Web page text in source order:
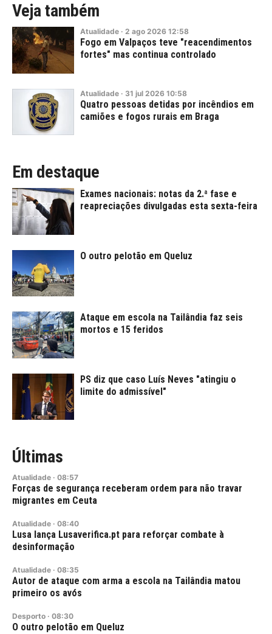
Veja também
Atualidade · 2 ago 2026 12:58
Fogo em Valpaços teve "reacendimentos
fortes" mas continua controlado
Atualidade · 31 jul 2026 10:58
Quatro pessoas detidas por incêndios em
camiões e fogos rurais em Braga
Em destaque
Exames nacionais: notas da 2.ª fase e
reapreciações divulgadas esta sexta-feira
O outro pelotão em Queluz
Ataque em escola na Tailândia faz seis
mortos e 15 feridos
PS diz que caso Luís Neves "atingiu o
limite do admissível"
Últimas
Atualidade · 08:57
Forças de segurança receberam ordem para não travar
migrantes em Ceuta
Atualidade · 08:40
Lusa lança Lusaverifica.pt para reforçar combate à
desinformação
Atualidade · 08:35
Autor de ataque com arma a escola na Tailândia matou
primeiro os avós
Desporto · 08:30
O outro pelotão em Queluz